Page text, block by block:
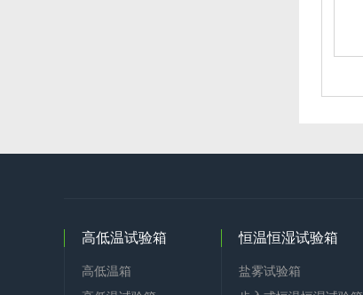
高低温试验箱
高低温箱
恒温恒湿试验箱
盐雾试验箱